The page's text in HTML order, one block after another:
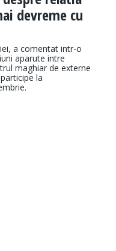
devreme cu
a comentat intr-o
aparute intre
maghiar de externe
la